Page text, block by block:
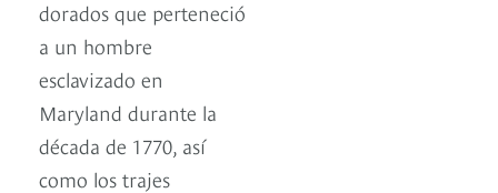
dorados que perteneció
a un hombre
esclavizado en
Maryland durante la
década de 1770, así
como los trajes